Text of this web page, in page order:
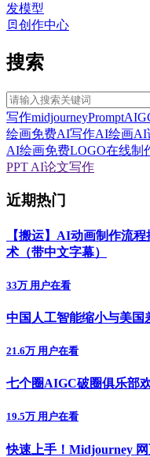
发模型
创作中心
搜索
写作midjourneyPrompt
绘画免费AI写作AI绘画AI
AI绘画免费LOGO在线制
PPT AI论文写作
近期热门
【搬运】AI动画制作流
术（带中文字幕）
33万 用户在看
中国人工智能缩小与美国
21.6万 用户在看
七个圈AIGC破圈俱乐部
19.5万 用户在看
快速上手！Midjourney